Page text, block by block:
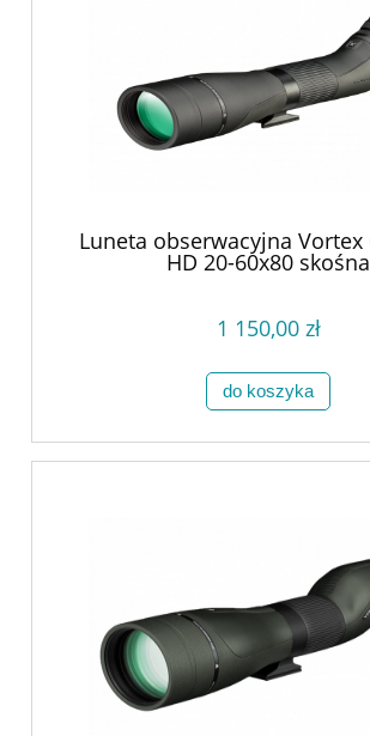
Luneta obserwacyjna Vortex
HD 20-60x80 skośna
1 150,00 zł
do koszyka